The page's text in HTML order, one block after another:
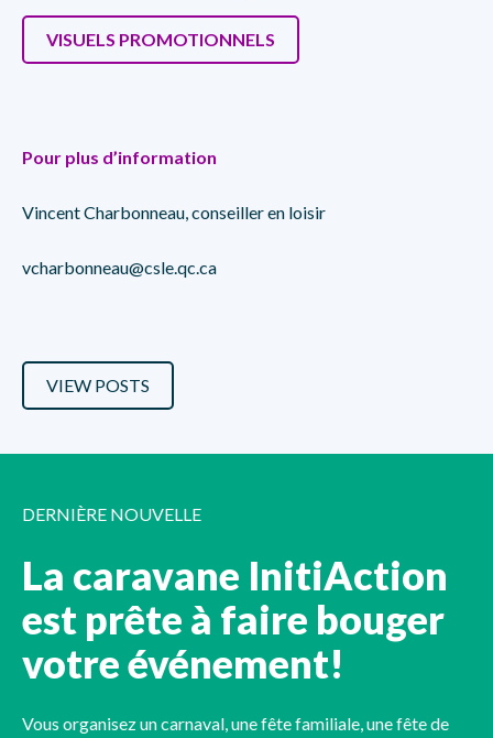
VISUELS PROMOTIONNELS
Pour plus d’information
Vincent Charbonneau, conseiller en loisir
vcharbonneau@csle.qc.ca
VIEW POSTS
DERNIÈRE NOUVELLE
La caravane InitiAction
est prête à faire bouger
votre événement!
Vous organisez un carnaval, une fête familiale, une fête de